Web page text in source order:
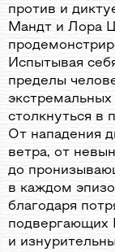
против и
Мандт и Лора
Испытывая
пределы
столкнуться в
От нападения
ветра, от
до
в каждом
благодаря
подвергающих
и